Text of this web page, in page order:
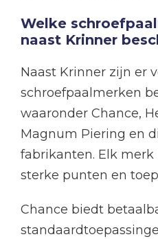
Welke
naast Krinner
Naast Krinner zijn er
schroefpaalmerken
waaronder Chance,
Magnum Piering en
fabrikanten. Elk merk
sterke punten en
Chance biedt